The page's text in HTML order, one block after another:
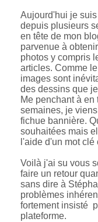
Aujourd'hui je
depuis plusieurs
en tête de mon
parvenue à
photos y compris
articles. Comme
images sont
des dessins que
Me penchant à
semaines, je
fichue bannière.
souhaitées mais
l'aide d'un mot clé
Voilà j'ai su vous
faire un retour
sans dire à
problèmes
fortement insisté
plateforme.